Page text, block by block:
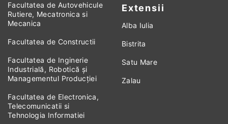
Facultatea de Autovehicule
Rutiere, Mecatronica si
Mecanica
Facultatea de Constructii
Facultatea de Inginerie
Industrială, Robotică și
Managementul Producției
Facultatea de Electronica,
Telecomunicatii si
Tehnologia Informatiei
Extensii
Alba Iulia
Bistrita
Satu Mare
Zalau